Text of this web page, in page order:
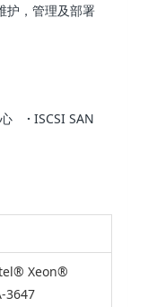
护，管理及部署
·ISCSI SAN
Xeon®
3647